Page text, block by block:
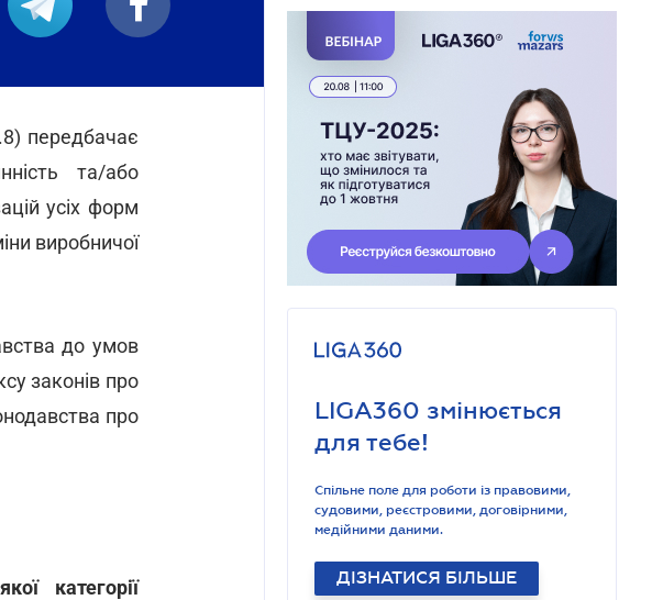
передбачає
та/або
усіх форм
виробничої
до умов
законів про
про
категорії
LIGA360 змінюється
для тебе!
Спільне поле для роботи із правовими,
судовими, реєстровими, договірними,
медійними даними.
ДІЗНАТИСЯ БІЛЬШЕ